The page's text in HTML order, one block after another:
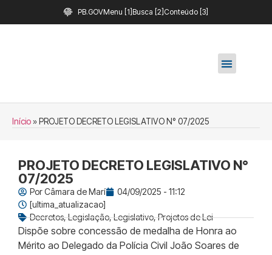
PB.GOVMenu [1] Busca [2] Conteúdo [3]
Início» PROJETO DECRETO LEGISLATIVO N° 07/2025
PROJETO DECRETO LEGISLATIVO N°
07/2025
PorCâmara de Marí
04/09/2025 - 11:12
[ultima_atualizacao]
Decretos,Legislação,Legislativo,Projetos de Lei
Dispõe sobre concessão de medalha de Honra ao
Mérito ao Delegado da Polícia Civil João Soares de